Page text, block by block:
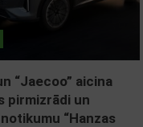
“Jaecoo” aicina
pirmizrādi un
“Hanzas